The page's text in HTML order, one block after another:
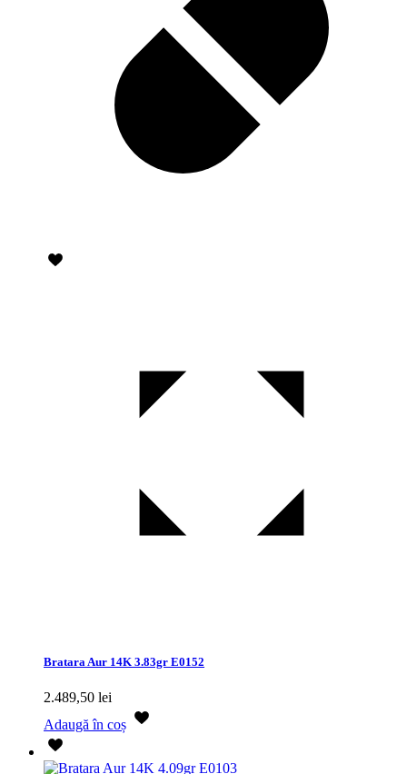
Bratara Aur 14K 3.83gr E0152
2.489,50 lei
Adaugă în coș